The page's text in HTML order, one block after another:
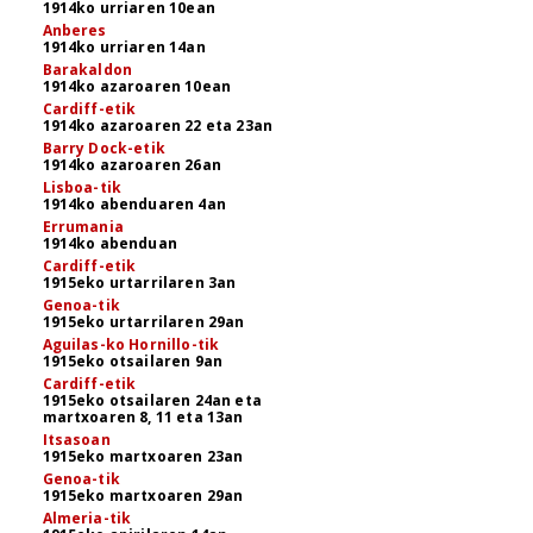
1914ko urriaren 10ean
Anberes
1914ko urriaren 14an
Barakaldon
1914ko azaroaren 10ean
Cardiff-etik
1914ko azaroaren 22 eta 23an
Barry Dock-etik
1914ko azaroaren 26an
Lisboa-tik
1914ko abenduaren 4an
Errumania
1914ko abenduan
Cardiff-etik
1915eko urtarrilaren 3an
Genoa-tik
1915eko urtarrilaren 29an
Aguilas-ko Hornillo-tik
1915eko otsailaren 9an
Cardiff-etik
1915eko otsailaren 24an eta
martxoaren 8, 11 eta 13an
Itsasoan
1915eko martxoaren 23an
Genoa-tik
1915eko martxoaren 29an
Almeria-tik